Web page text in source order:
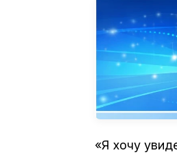
«Я хочу